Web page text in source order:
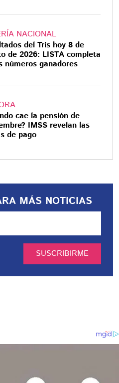
NACIONAL
del Tris hoy 8 de
de 2026: LISTA completa
números ganadores
cae la pensión de
IMSS revelan las
de pago
MÁS NOTICIAS
SUSCRIBIRME